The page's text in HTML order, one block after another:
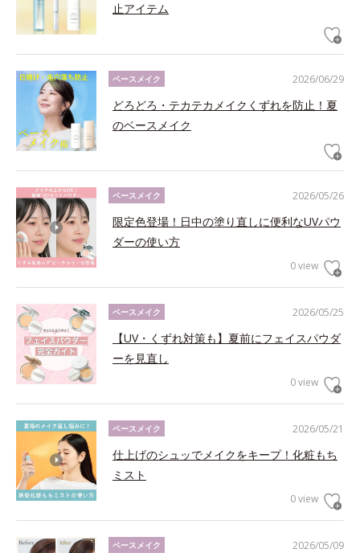
止アイテム
2026/06/29
ベースメイク
どろどろ・テカテカメイクくずれを防止！夏
のベースメイク
2026/05/26
ベースメイク
限定色登場！日中の塗り直しに便利なUVパウ
ダーの使い方
0 view
2026/05/25
ベースメイク
【UV・くずれ対策も】夏前にフェイスパウダ
ーを見直し
0 view
2026/05/21
ベースメイク
仕上げのシュッでメイクをキープ！化粧もち
ミスト
0 view
2026/05/09
ベースメイク